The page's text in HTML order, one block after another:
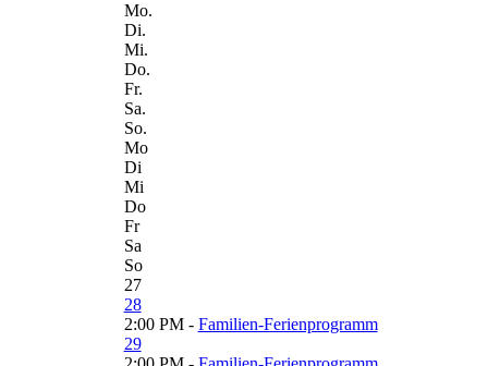
Mo.
Di.
Mi.
Do.
Fr.
Sa.
So.
Mo
Di
Mi
Do
Fr
Sa
So
27
28
2:00 PM - Familien-Ferienprogramm
29